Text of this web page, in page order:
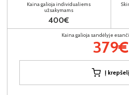
Kaina galioja individualiems
užsakymams
400€
Kaina galioja sandėlyje
379€
Į krepšelį